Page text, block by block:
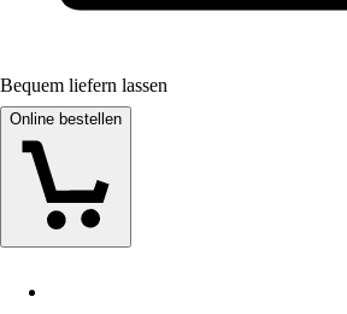
Bequem liefern lassen
Online bestellen